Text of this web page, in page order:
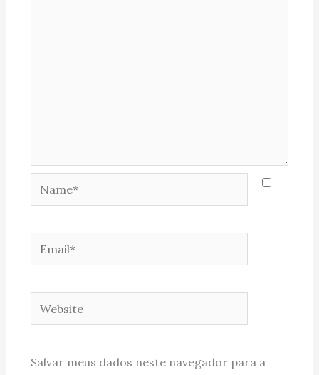
Name*
Email*
Website
Salvar meus dados neste navegador para a